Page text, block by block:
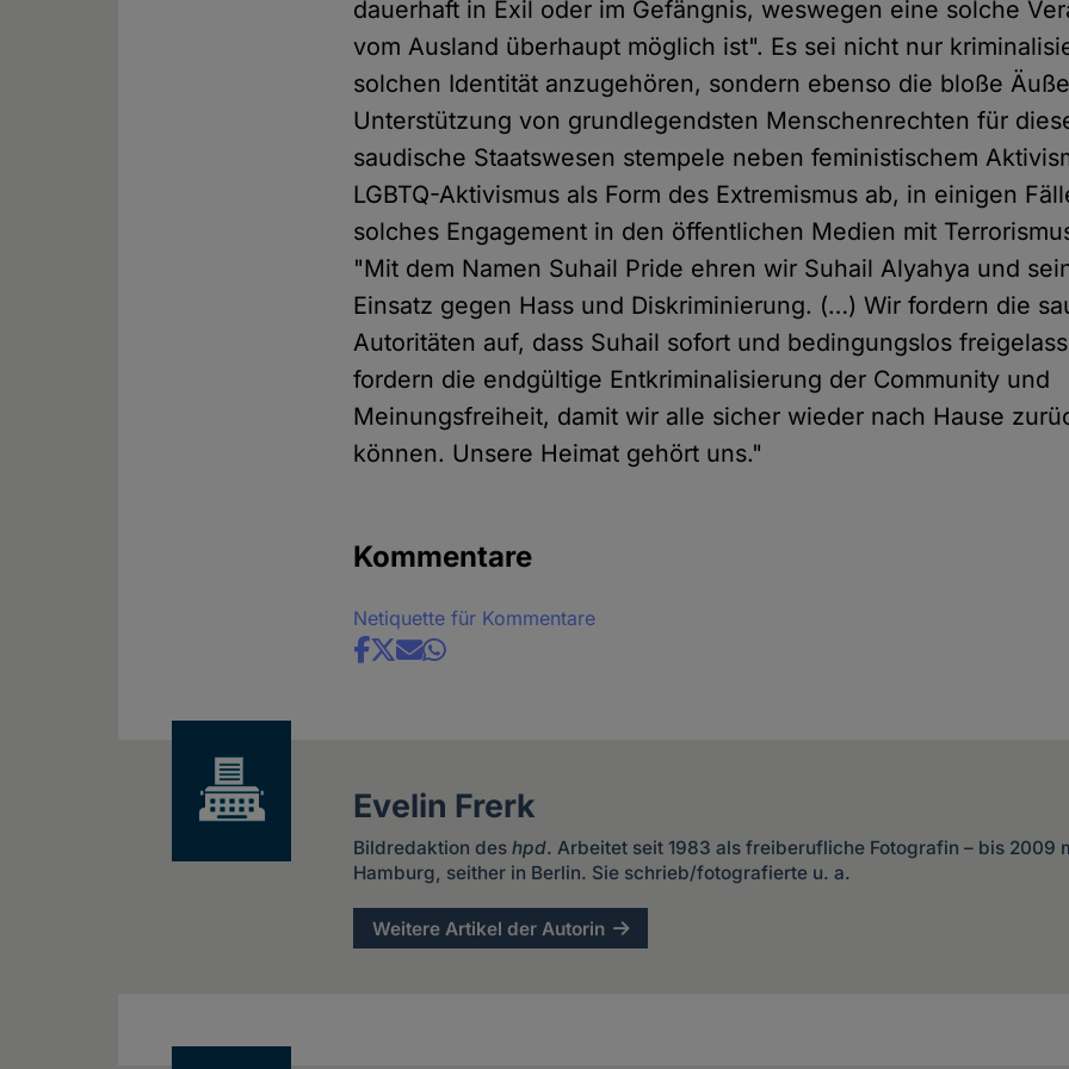
dauerhaft in Exil oder im Gefängnis, weswegen eine solche
vom Ausland überhaupt möglich ist". Es sei nicht nur
solchen Identität anzugehören, sondern ebenso die bloße
Unterstützung von grundlegendsten Menschenrechten für
saudische Staatswesen stempele neben feministischem
LGBTQ-Aktivismus als Form des Extremismus ab, in einigen
solches Engagement in den öffentlichen Medien mit
"Mit dem Namen Suhail Pride ehren wir Suhail Alyahya und
Einsatz gegen Hass und Diskriminierung. (…) Wir fordern die
Autoritäten auf, dass Suhail sofort und bedingungslos
fordern die endgültige Entkriminalisierung der Community und
Meinungsfreiheit, damit wir alle sicher wieder nach Hause
können. Unsere Heimat gehört uns."
Kommentare
Netiquette für Kommentare
Share
Evelin Frerk
Bildredaktion deshpd. Arbeitet seit 1983 als freiberufliche Fotografin – bis 2009
Hamburg, seither in Berlin. Sie schrieb/fotografierte u. a.
Weitere Artikel der Autorin